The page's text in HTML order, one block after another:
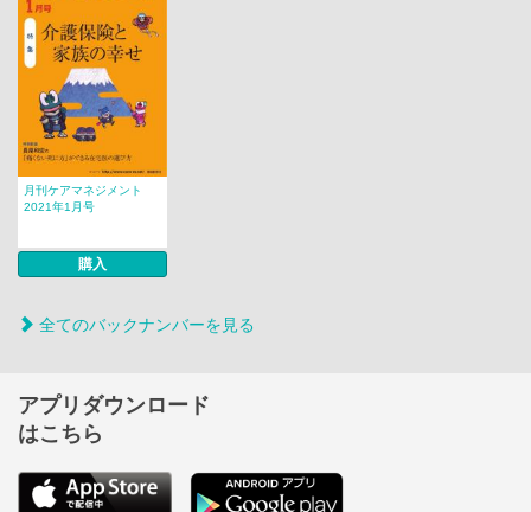
月刊ケアマネジメント
2021年1月号
購入
全てのバックナンバーを見る
アプリダウンロード
はこちら